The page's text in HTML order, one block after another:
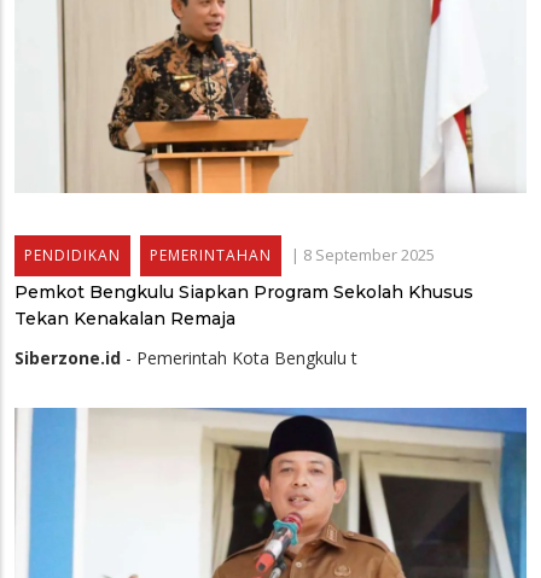
PENDIDIKAN PEMERINTAHAN | 8 September 2025
Pemkot Bengkulu Siapkan Program Sekolah Khusus
Tekan Kenakalan Remaja
Siberzone.id - Pemerintah Kota Bengkulu t